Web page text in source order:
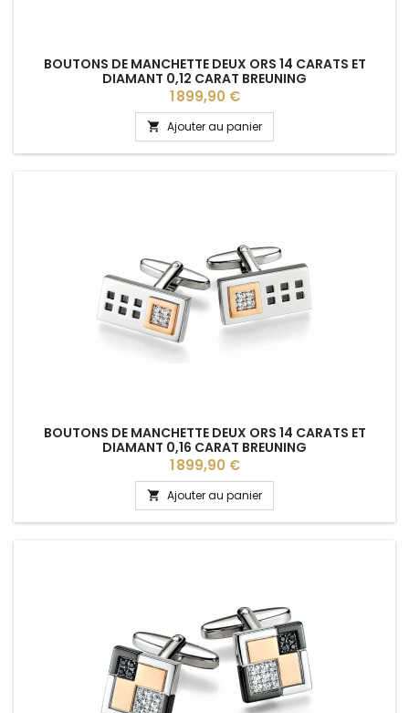
BOUTONS DE MANCHETTE DEUX ORS 14 CARATS ET
DIAMANT 0,12 CARAT BREUNING
Prix
1 899,90 €
 Ajouter au panier
BOUTONS DE MANCHETTE DEUX ORS 14 CARATS ET
DIAMANT 0,16 CARAT BREUNING
Prix
1 899,90 €
 Ajouter au panier